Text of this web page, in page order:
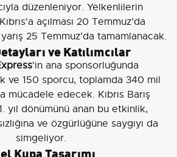
düzenleniyor. Yelkenlilerin
açılması 20 Temmuz’da
25 Temmuz’da tamamlanacak.
ve Katılımcılar
'in ana sponsorluğunda
ve 150 sporcu, toplamda 340 mil
mücadele edecek. Kıbrıs Barış
yıl dönümünü anan bu etkinlik,
ve özgürlüğüne saygıyı da
simgeliyor.
Kupa Tasarımı